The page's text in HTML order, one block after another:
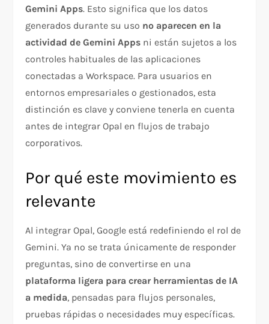
Gemini Apps. Esto significa que los datos
generados durante su uso no aparecen en la
actividad de Gemini Apps ni están sujetos a los
controles habituales de las aplicaciones
conectadas a Workspace. Para usuarios en
entornos empresariales o gestionados, esta
distinción es clave y conviene tenerla en cuenta
antes de integrar Opal en flujos de trabajo
corporativos.
Por qué este movimiento es
relevante
Al integrar Opal, Google está redefiniendo el rol de
Gemini. Ya no se trata únicamente de responder
preguntas, sino de convertirse en una
plataforma ligera para crear herramientas de IA
a medida, pensadas para flujos personales,
pruebas rápidas o necesidades muy específicas.